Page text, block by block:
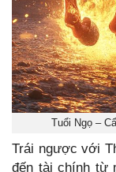
Tuổi Ngọ –
Trái ngược với
đến tài chính từ